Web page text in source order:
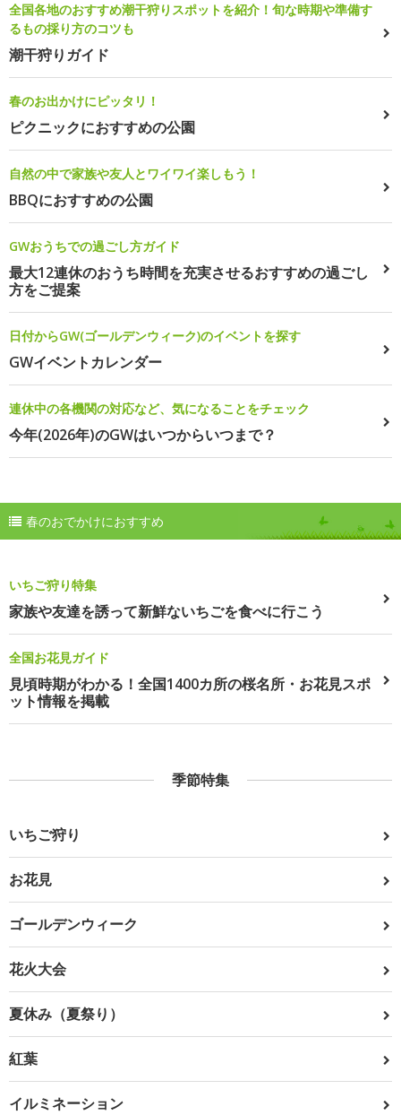
全国各地のおすすめ潮干狩りスポットを紹介！旬な時期や準備す
るもの採り方のコツも
潮干狩りガイド
春のお出かけにピッタリ！
ピクニックにおすすめの公園
自然の中で家族や友人とワイワイ楽しもう！
BBQにおすすめの公園
GWおうちでの過ごし方ガイド
最大12連休のおうち時間を充実させるおすすめの過ごし
方をご提案
日付からGW(ゴールデンウィーク)のイベントを探す
GWイベントカレンダー
連休中の各機関の対応など、気になることをチェック
今年(2026年)のGWはいつからいつまで？
春のおでかけにおすすめ
いちご狩り特集
家族や友達を誘って新鮮ないちごを食べに行こう
全国お花見ガイド
見頃時期がわかる！全国1400カ所の桜名所・お花見スポ
ット情報を掲載
季節特集
いちご狩り
お花見
ゴールデンウィーク
花火大会
夏休み（夏祭り）
紅葉
イルミネーション